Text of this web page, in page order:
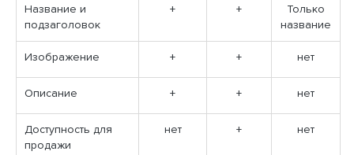
Название и
подзаголовок
+ +
Только
название
Изображение + + нет
Описание + + нет
Доступность для
продажи
нет + нет